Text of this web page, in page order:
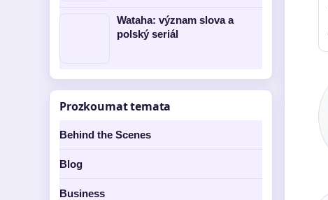
Wataha: význam slova a
polský seriál
Prozkoumat temata
Behind the Scenes
Blog
Business